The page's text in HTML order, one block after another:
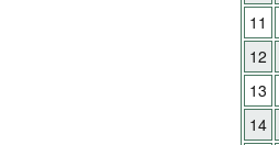
11
12
13
14